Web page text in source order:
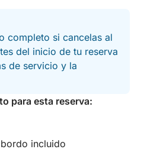
completo si cancelas al
del inicio de tu reserva
de servicio y la
para esta reserva:
incluido